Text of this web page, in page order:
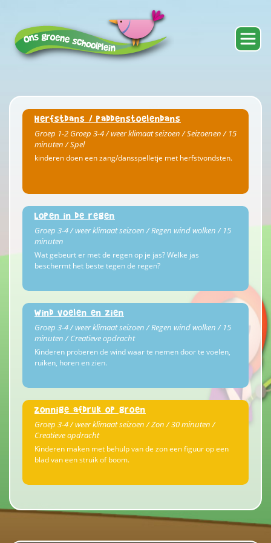
Herfstdans / paddenstoelendans
Groep 1-2 Groep 3-4 / weer klimaat seizoen / Seizoenen / 15
minuten / Spel
kinderen doen een zang/dansspelletje met herfstvondsten.
Lopen in de regen
Groep 3-4 / weer klimaat seizoen / Regen wind wolken / 15
minuten
Wat gebeurt er met de regen op je jas? Welke jas
beschermt het beste tegen de regen?
Wind voelen en zien
Groep 3-4 / weer klimaat seizoen / Regen wind wolken / 15
minuten / Creatieve opdracht
Kinderen proberen de wind waar te nemen door te voelen,
ruiken, horen en zien.
Zonnige afdruk op groen
Groep 3-4 / weer klimaat seizoen / Zon / 30 minuten /
Creatieve opdracht
Kinderen maken met behulp van de zon een figuur op een
blad van een struik of boom.